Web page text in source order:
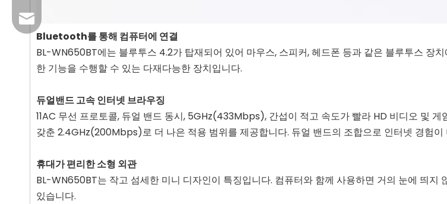
Bluetooth를 통해 컴퓨터에 연결
BL-WN650BT에는 블루투스 4.2가 탑재되어 있어 마우스, 스피커, 헤드폰 등과 같은 블루투스 장
한 기능을 수행할 수 있는 다재다능한 장치입니다.
듀얼밴드 고속 인터넷 브라우징
11AC 무선 프로토콜, 듀얼 밴드 동시, 5GHz(433Mbps), 간섭이 적고 속도가 빨라 HD 비디오 및
갖춘 2.4GHz(200Mbps)로 더 나은 적용 범위를 제공합니다. 듀얼 밴드의 조합으로 인터넷 경험이
휴대가 편리한 소형 외관
BL-WN650BT는 작고 섬세한 미니 디자인이 특징입니다. 컴퓨터와 함께 사용하면 거의 눈에 띄
있습니다.
기술 지원: info@lb-link.com